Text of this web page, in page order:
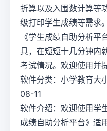
折算以及入围数计算等
级打印学生成绩等需求。
《学生成绩自助分析
具，在短短十几分钟内
考试情况。欢迎使用并
软件分类：小学教育大
08-11
软件介绍：欢迎使用学
成绩自助分析平台》适